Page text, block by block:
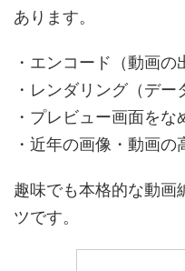
あります。
・エンコード（動画の
・レンダリング（デー
・プレビュー画面をな
・近年の画像・動画
趣味でも本格的な動画
ツです。